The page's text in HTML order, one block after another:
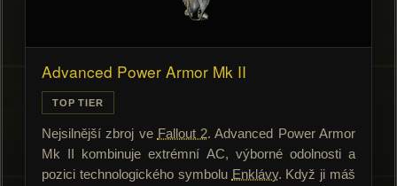
Advanced Power Armor Mk II
TOP TIER
Nejsilnější zbroj ve Fallout 2. Advanced Power Armor
Mk II kombinuje extrémní AC, výborné odolnosti a
pozici technologického symbolu Enklávy. Když ji máš